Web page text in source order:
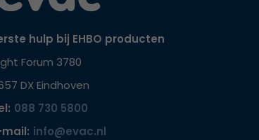
hulp bij EHBO producten
Forum 3780
DX Eindhoven
088 730 5800
mail: info@evac.nl